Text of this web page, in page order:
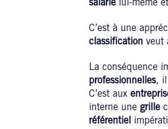
salariélui-même
C’est à une
classification veut
La conséquence
professionnelles, il
C’est aux
interne une grille
référentiel